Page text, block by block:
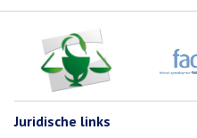
Juridische links